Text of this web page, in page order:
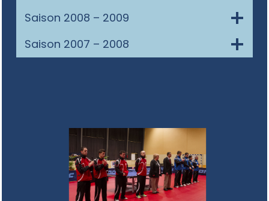
Saison 2008 – 2009
Saison 2007 – 2008